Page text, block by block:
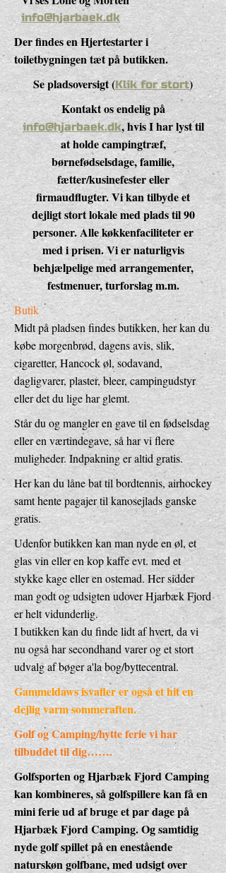
info@hjarbaek.dk
Der findes en Hjertestarter i
toiletbygningen tæt på butikken.
Se pladsoversigt (Klik for stort)
Kontakt os endelig på
info@hjarbaek.dk, hvis I har lyst til
at holde campingtræf,
børnefødselsdage, familie,
fætter/kusinefester eller
firmaudflugter. Vi kan tilbyde et
dejligt stort lokale med plads til 90
personer. Alle køkkenfaciliteter er
med i prisen. Vi er naturligvis
behjælpelige med arrangementer,
festmenuer, turforslag m.m.
Butik
Midt på pladsen findes butikken, her kan du
købe morgenbrød, dagens avis, slik,
cigaretter, Hancock øl, sodavand,
dagligvarer, plaster, bleer, campingudstyr
eller det du lige har glemt.
Står du og mangler en gave til en fødselsdag
eller en værtindegave, så har vi flere
muligheder. Indpakning er altid gratis.
Her kan du låne bat til bordtennis, airhockey
samt hente pagajer til kanosejlads ganske
gratis.
Udenfor butikken kan man nyde en øl, et
glas vin eller en kop kaffe evt. med et
stykke kage eller en ostemad. Her sidder
man godt og udsigten udover Hjarbæk Fjord
er helt vidunderlig.
I butikken kan du finde lidt af hvert, da vi
nu også har secondhand varer og et stort
udvalg af bøger a'la bog/byttecentral.
Gammeldaws isvafler er også et hit en
dejlig varm sommeraften.
Golf og Camping/hytte ferie vi har
tilbuddet til dig…….
Golfsporten og Hjarbæk Fjord Camping
kan kombineres, så golfspillere kan få en
mini ferie ud af bruge et par dage på
Hjarbæk Fjord Camping. Og samtidig
nyde golf spillet på en enestående
naturskøn golfbane, med udsigt over